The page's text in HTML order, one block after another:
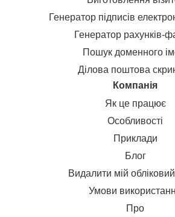
Генератор підписів
Генератор рахунків-
Пошук доменного
Ділова поштова
Компанія
Як це працює
Особливості
Приклади
Блог
Видалити мій
Умови
Про